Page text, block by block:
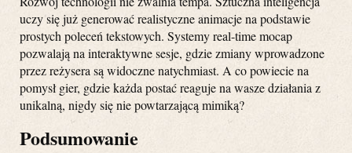
uczy się już generować realistyczne animacje na podstawie
prostych poleceń tekstowych. Systemy real-time mocap
pozwalają na interaktywne sesje, gdzie zmiany wprowadzone
przez reżysera są widoczne natychmiast. A co powiecie na
pomysł gier, gdzie każda postać reaguje na wasze działania z
unikalną, nigdy się nie powtarzającą mimiką?
Podsumowanie